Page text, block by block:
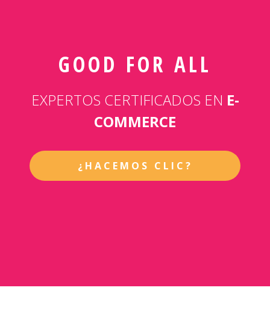
GOOD FOR ALL
EXPERTOS CERTIFICADOS EN E-
COMMERCE
¿HACEMOS CLIC?